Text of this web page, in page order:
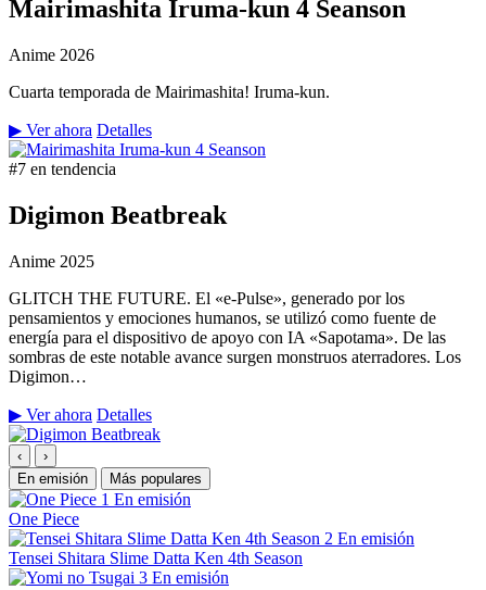
Mairimashita Iruma-kun 4 Seanson
Anime 2026
Cuarta temporada de Mairimashita! Iruma-kun.
▶ Ver ahora Detalles
#7 en tendencia
Digimon Beatbreak
Anime 2025
GLITCH THE FUTURE. El «e-Pulse», generado por los
pensamientos y emociones humanos, se utilizó como fuente de
energía para el dispositivo de apoyo con IA «Sapotama». De las
sombras de este notable avance surgen monstruos aterradores. Los
Digimon…
▶ Ver ahora Detalles
‹
›
En emisión
Más populares
1 En emisión
One Piece
2 En emisión
Tensei Shitara Slime Datta Ken 4th Season
3 En emisión